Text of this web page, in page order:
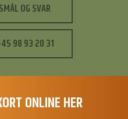
OG SVAR
98 93 20 31
ONLINE HER